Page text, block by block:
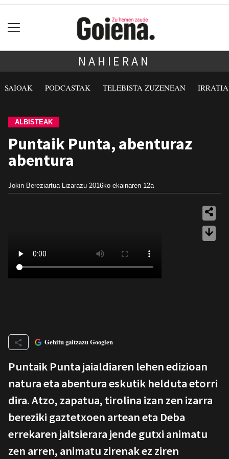
NAHIERAN
SAIOAK PODCASTAK TELEBISTA ZUZENEAN
ALBISTEAK
Puntaik Punta, abenturaz
abentura
Jokin Bereziartua Lizarazu 2016ko ekainaren 12a
Gehitu gaitzazu Googlen
Puntaik Punta jaialdiaren lehen edizioan
natura eta abentura eskutik helduta etorri
dira. Atzo, zapatua, tirolina izan zen izarra
bereziki gaztetxoen artean eta Deba
errekaren jaitsierara jende gutxi animatu
zen arren, animatu zirenak ez ziren